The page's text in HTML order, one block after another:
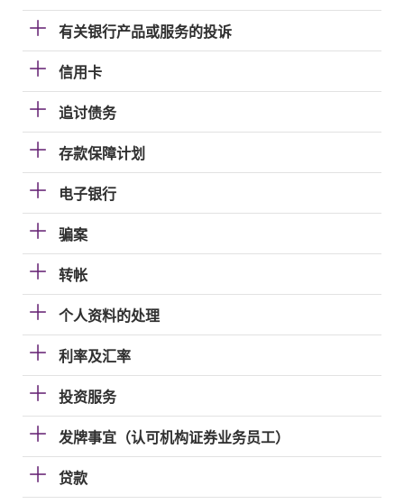
有关银行产品或服务的投诉
信用卡
追讨债务
存款保障计划
电子银行
骗案
转帐
个人资料的处理
利率及汇率
投资服务
发牌事宜（认可机构证券业务员工）
贷款